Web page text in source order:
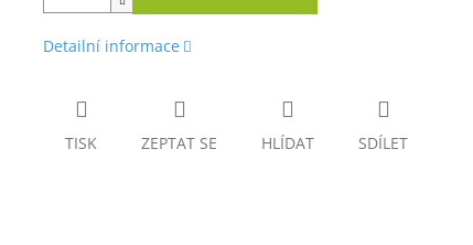
Detailní informace
TISK ZEPTAT SE HLÍDAT SDÍLET